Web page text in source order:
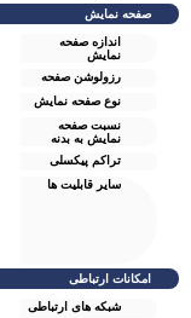
صفحه نمایش
اندازه صفحه
نمایش
رزولوشن صفحه
نوع صفحه نمایش
نسبت صفحه
نمایش به بدنه
تراکم پیکسلی
سایر قابلیت ها
امکانات ارتباطی
شبکه های ارتباطی